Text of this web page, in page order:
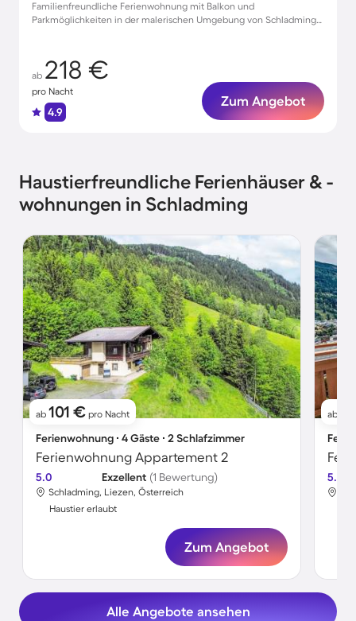
Familienfreundliche Ferienwohnung mit Balkon und
Parkmöglichkeiten in der malerischen Umgebung von Schladming
ab 218 €
pro Nacht
4.9
Zum Angebot
Haustierfreundliche Ferienhäuser & -
wohnungen in Schladming
ab 101 € pro Nacht
Ferienwohnung ∙ 4 Gäste ∙ 2 Schlafzimmer
Ferienwohnung Appartement 2
5.0 Exzellent (1 Bewertung)
Schladming, Liezen, Österreich
Haustier erlaubt
Zum Angebot
ab
5.0
Alle Angebote ansehen